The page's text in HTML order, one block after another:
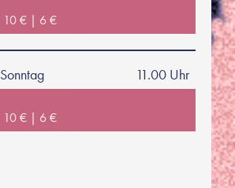
10 € 6 €
Sonntag
11.00 Uhr
10 € 6 €